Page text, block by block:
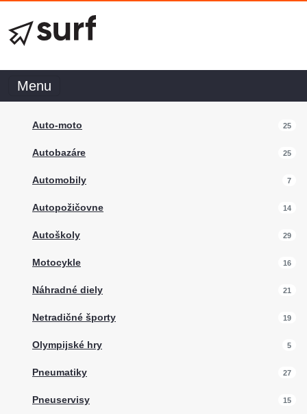
Menu
Auto-moto 25
Autobazáre 25
Automobily 7
Autopožičovne 14
Autoškoly 29
Motocykle 16
Náhradné diely 21
Netradičné športy 19
Olympijské hry 5
Pneumatiky 27
Pneuservisy 15